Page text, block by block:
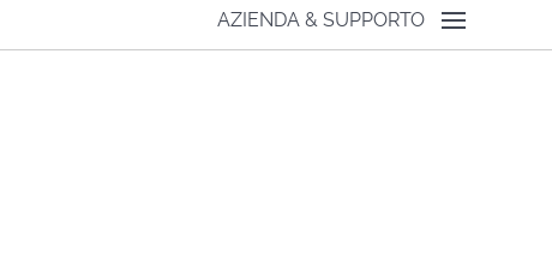
AZIENDA & SUPPORTO